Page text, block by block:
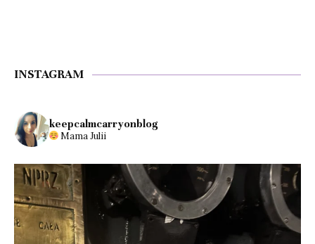
INSTAGRAM
keepcalmcarryonblog
Mama Julii